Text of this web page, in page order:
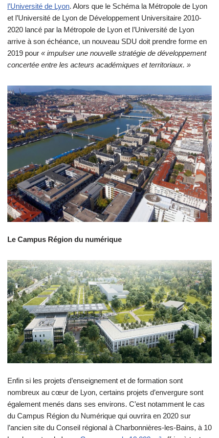
l’Université de Lyon. Alors que le Schéma la Métropole de Lyon
et l’Université de Lyon de Développement Universitaire 2010-
2020 lancé par la Métropole de Lyon et l’Université de Lyon
arrive à son échéance, un nouveau SDU doit prendre forme en
2019 pour « impulser une nouvelle stratégie de développement
concertée entre les acteurs académiques et territoriaux. »
Le Campus Région du numérique
Enfin si les projets d’enseignement et de formation sont
nombreux au cœur de Lyon, certains projets d’envergure sont
également menés dans ses environs. C’est notamment le cas
du Campus Région du Numérique qui ouvrira en 2020 sur
l’ancien site du Conseil régional à Charbonnières-les-Bains, à 10